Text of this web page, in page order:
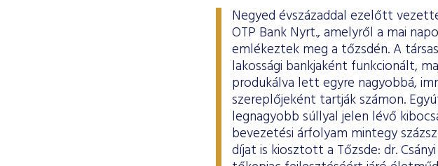
Negyed évszázaddal ezelőtt
OTP Bank Nyrt., amelyről a mai
emlékeztek meg a tőzsdén. A
lakossági bankjaként funkcionált,
produkálva lett egyre nagyobbá,
szereplőjeként tartják számon.
legnagyobb súllyal jelen lévő
bevezetési árfolyam mintegy
díjat is kiosztott a Tőzsde: dr.